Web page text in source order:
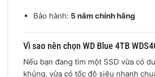
Bảo hành: 5 năm chính hãng
Vì sao nên chọn WD Blue 4TB
Nếu bạn đang tìm một SSD vừa có
khủng, vừa có tốc độ siêu nhanh